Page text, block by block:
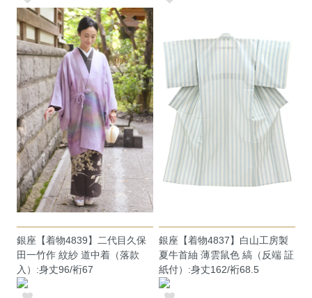
銀座【着物4839】二代目久保
田一竹作 紋紗 道中着（落款
入）:身丈96/裄67
銀座【着物4837】白山工房製
夏牛首紬 薄雲鼠色 縞（反端 証
紙付）:身丈162/裄68.5